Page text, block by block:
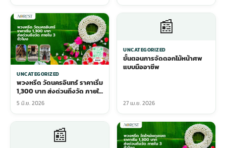
UNCATEGORIZED
พวงหรีด วัดนครอินทร์ ราคาเริ่ม
1,300 บาท ส่งด่วนถึงวัด ภายใน
3 ชั่วโมง
5 มิ.ย. 2026
📰
UNCATEGORIZED
ขั้นตอนการจัดดอกไม้หน้าศพ
แบบมืออาชีพ
27 เม.ย. 2026
📰